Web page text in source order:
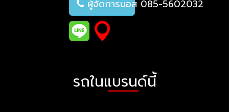
ผู้จัดการบอส 085-5602032
รถในแบรนด์นี้